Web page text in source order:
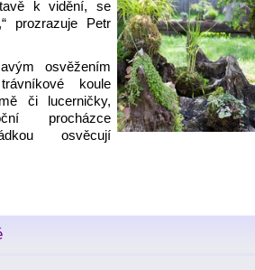
k vidění, se
prozrazuje Petr
osvěžením
koule
či lucerničky,
procházce
osvěcují